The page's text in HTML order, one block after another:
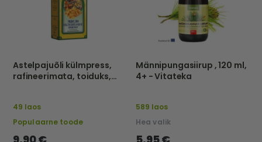
Astelpajuõli külmpress,
rafineerimata, toiduks,
49 laos
Populaarne toode
Männipungasiirup , 120 ml,
4+ - Vitateka
589 laos
Hea valik